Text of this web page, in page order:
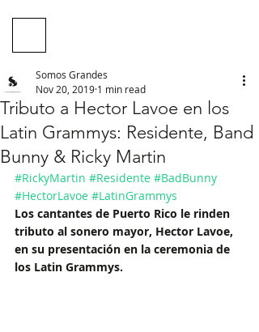
Tributo a Hector Lavoe en los
Latin Grammys: Residente, Band
Bunny & Ricky Martin
Somos Grandes
Nov 20, 2019 1 min read
#RickyMartin #Residente #BadBunny
#HectorLavoe #LatinGrammys
Los cantantes de Puerto Rico le rinden
tributo al sonero mayor, Hector Lavoe,
en su presentación en la ceremonia de
los Latin Grammys.